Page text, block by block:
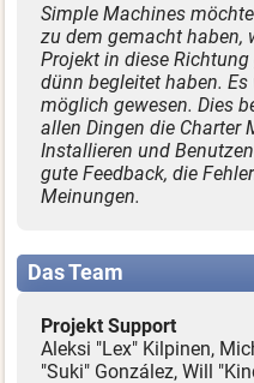
Simple Machines
zu dem gemacht haben,
Projekt in diese
dünn begleitet haben.
möglich gewesen. Dies
allen Dingen die Charter
Installieren und
gute Feedback, die
Meinungen.
Das Team
Projekt Support
Aleksi "Lex" Kilpinen,
"Suki" González, Will